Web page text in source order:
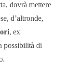
dovrà mettere
d’altronde,
, ex
possibilità di